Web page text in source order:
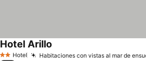
2 Estrellas
Hotel Habitaciones con vistas al mar de
Hotel Arillo